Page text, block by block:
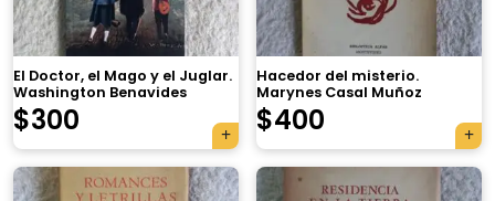
El Doctor, el Mago y el Juglar.
Washington Benavides
$300
Hacedor del misterio.
Marynes Casal Muñoz
$400